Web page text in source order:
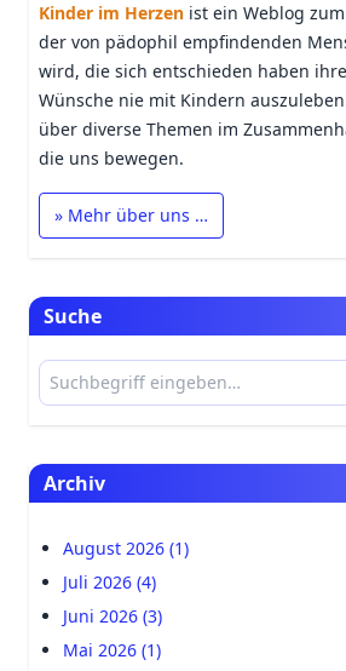
Kinder im Herzen ist ein Weblog
der von pädophil empfindenden
wird, die sich entschieden haben
Wünsche nie mit Kindern
über diverse Themen im
die uns bewegen.
» Mehr über uns …
Suche
Archiv
August 2026 (1)
Juli 2026 (4)
Juni 2026 (3)
Mai 2026 (1)